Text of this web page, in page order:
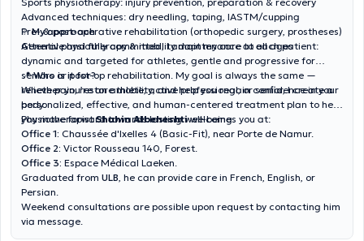
Advanced techniques: dry needling, taping, IASTM/cupping
Pre- & post-operative rehabilitation (orthopedic surgery, prostheses)
General physiotherapy & mobility maintenance at all ages
✨My approach
Attentive and fully committed, I adapt my care to each patient:
dynamic and targeted for athletes, gentle and progressive for
seniors or post-op rehabilitation. My goal is always the same —
relieve pain, restore mobility, and help you regain confidence in your
body.
📍Who is it for?
Whether you’re an athlete, active professional, or senior, I create a
personalized, effective, and human-centered treatment plan to help
you move forward towards lasting well-being.
PhysiotherapistShahin Albeheshtiwelcomes you at:
Office 1: Chaussée d'Ixelles 4 (Basic-Fit), near Porte de Namur.
Office 2: Victor Rousseau 140, Forest.
Office 3: Espace Médical Laeken.
Graduated from ULB, he can provide care in French, English, or
Persian.
Weekend consultations are possible upon request by contacting him
via message.